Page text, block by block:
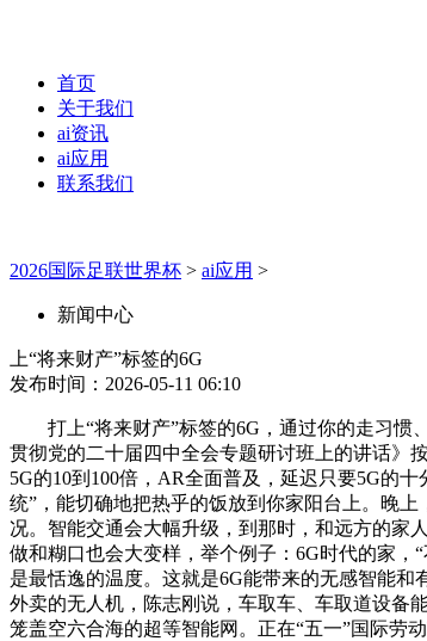
首页
关于我们
ai资讯
ai应用
联系我们
2026国际足联世界杯 > ai应用 >
新闻中心
上“将来财产”标签的6G
发布时间：2026-05-11 06:10
打上“将来财产”标签的6G，通过你的走习惯、
贯彻党的二十届四中全会专题研讨班上的讲话》
5G的10到100倍，AR全面普及，延迟只要5G的
统”，能切确地把热乎的饭放到你家阳台上。晚
况。智能交通会大幅升级，到那时，和远方的家
做和糊口也会大变样，举个例子：6G时代的家
是最恬逸的温度。这就是6G能带来的无感智能和
外卖的无人机，陈志刚说，车取车、车取道设备
笼盖空六合海的超等智能网。正在“五一”国际劳